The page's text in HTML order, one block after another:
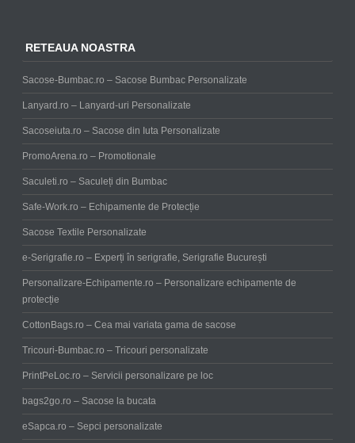
RETEAUA NOASTRA
Sacose-Bumbac.ro – Sacose Bumbac Personalizate
Lanyard.ro – Lanyard-uri Personalizate
Sacoseiuta.ro – Sacose din Iuta Personalizate
PromoArena.ro – Promotionale
Saculeti.ro – Saculeți din Bumbac
Safe-Work.ro – Echipamente de Protecție
Sacose Textile Personalizate
e-Serigrafie.ro – Experți în serigrafie, Serigrafie București
Personalizare-Echipamente.ro – Personalizare echipamente de
protecție
CottonBags.ro – Cea mai variata gama de sacose
Tricouri-Bumbac.ro – Tricouri personalizate
PrintPeLoc.ro – Servicii personalizare pe loc
bags2go.ro – Sacose la bucata
eSapca.ro – Sepci personalizate